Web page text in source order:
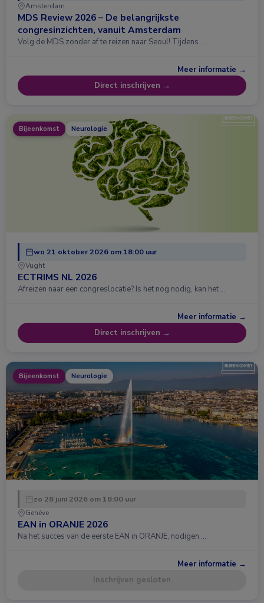
Amsterdam
MDS Review 2026 – De belangrijkste
congresinzichten, vanuit Amsterdam
Volg de MDS zonder af te reizen naar Seoul! Tijdens …
Meer informatie →
Direct inschrijven →
Bijeenkomst Neurologie
wo 21 oktober 2026 om 18:00 uur
Vught
ECTRIMS NL 2026
Afreizen naar een congreslocatie? Is het nog nodig, kan het …
Meer informatie →
Direct inschrijven →
Bijeenkomst Neurologie
zo 28 juni 2026 om 18:00 uur
Genève
EAN in ORANJE 2026
Na het succes van de eerste EAN in ORANJE, nodigen …
Meer informatie →
Inschrijven gesloten